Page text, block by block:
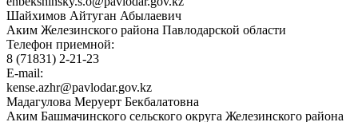
Шайхимов Айтуган Абылаевич
Аким Железинского района Павлодарской области
Телефон приемной:
8 (71831) 2-21-23
E-mail:
kense.azhr@pavlodar.gov.kz
Мадагулова Меруерт Бекбалатовна
Аким Башмачинского сельского округа Железинского района